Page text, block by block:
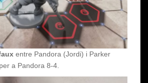
entre Pandora (Jordi) i Parker
a Pandora 8-4.